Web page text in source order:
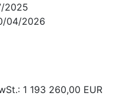
2025
04/2026
: 1 193 260,00 EUR